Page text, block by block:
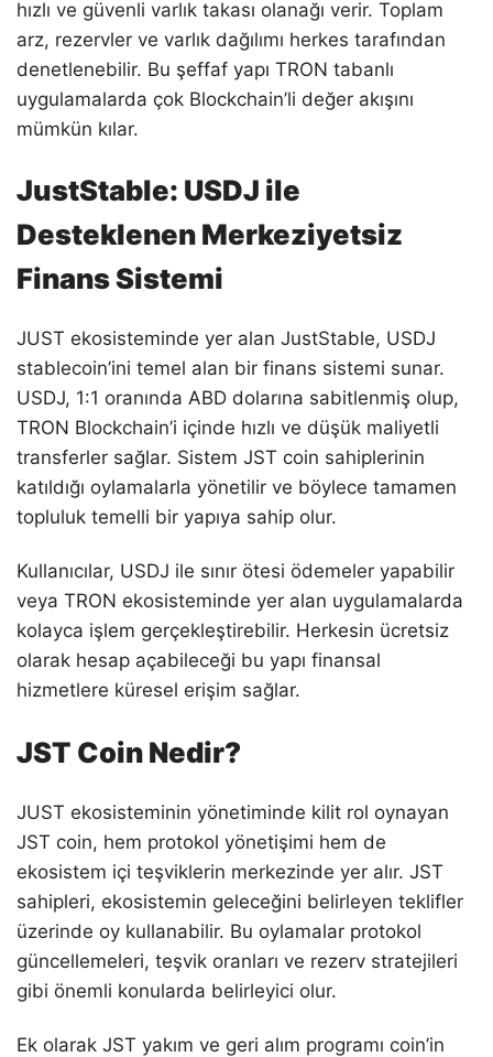
hızlı ve güvenli varlık takası olanağı verir. Toplam
arz, rezervler ve varlık dağılımı herkes tarafından
denetlenebilir. Bu şeffaf yapı TRON tabanlı
uygulamalarda çok Blockchain’li değer akışını
mümkün kılar.
JustStable: USDJ ile
Desteklenen Merkeziyetsiz
Finans Sistemi
JUST ekosisteminde yer alan JustStable, USDJ
stablecoin’ini temel alan bir finans sistemi sunar.
USDJ, 1:1 oranında ABD dolarına sabitlenmiş olup,
TRON Blockchain’i içinde hızlı ve düşük maliyetli
transferler sağlar. Sistem JST coin sahiplerinin
katıldığı oylamalarla yönetilir ve böylece tamamen
topluluk temelli bir yapıya sahip olur.
Kullanıcılar, USDJ ile sınır ötesi ödemeler yapabilir
veya TRON ekosisteminde yer alan uygulamalarda
kolayca işlem gerçekleştirebilir. Herkesin ücretsiz
olarak hesap açabileceği bu yapı finansal
hizmetlere küresel erişim sağlar.
JST Coin Nedir?
JUST ekosisteminin yönetiminde kilit rol oynayan
JST coin, hem protokol yönetişimi hem de
ekosistem içi teşviklerin merkezinde yer alır. JST
sahipleri, ekosistemin geleceğini belirleyen teklifler
üzerinde oy kullanabilir. Bu oylamalar protokol
güncellemeleri, teşvik oranları ve rezerv stratejileri
gibi önemli konularda belirleyici olur.
Ek olarak JST yakım ve geri alım programı coin’in